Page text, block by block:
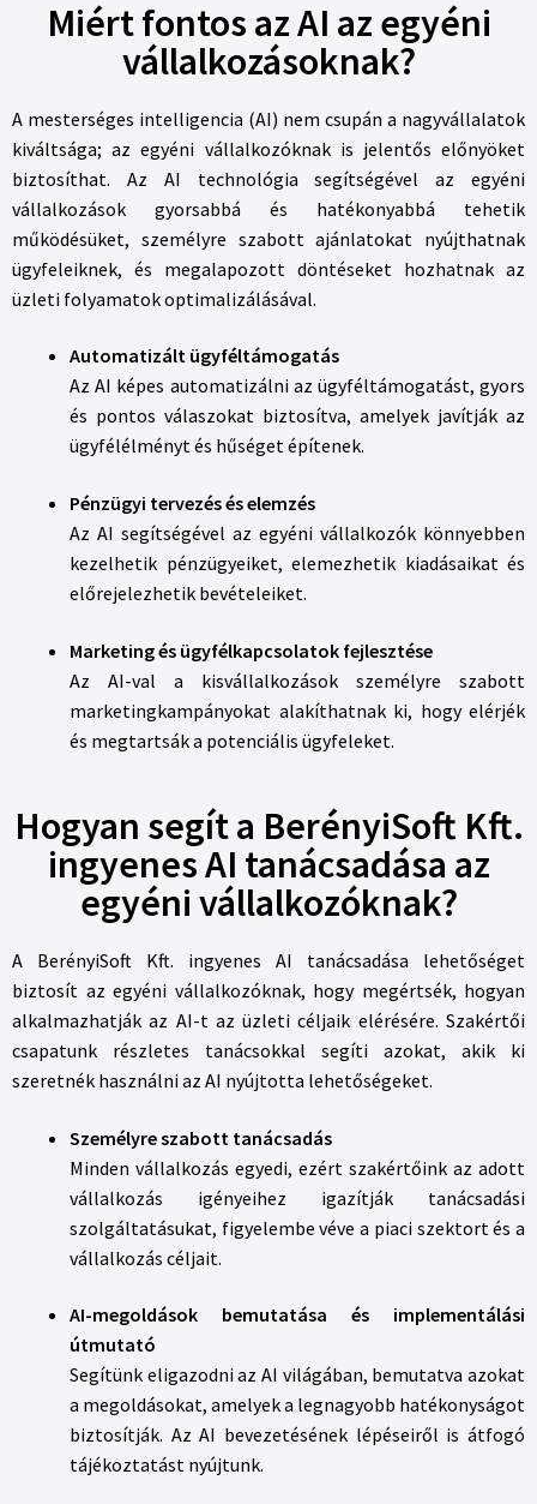
Miért fontos az AI az egyéni
vállalkozásoknak?
A mesterséges intelligencia (AI) nem csupán a nagyvállalatok
kiváltsága; az egyéni vállalkozóknak is jelentős előnyöket
biztosíthat. Az AI technológia segítségével az egyéni
vállalkozások gyorsabbá és hatékonyabbá tehetik
működésüket, személyre szabott ajánlatokat nyújthatnak
ügyfeleiknek, és megalapozott döntéseket hozhatnak az
üzleti folyamatok optimalizálásával.
Automatizált ügyféltámogatás
Az AI képes automatizálni az ügyféltámogatást, gyors
és pontos válaszokat biztosítva, amelyek javítják az
ügyfélélményt és hűséget építenek.
Pénzügyi tervezés és elemzés
Az AI segítségével az egyéni vállalkozók könnyebben
kezelhetik pénzügyeiket, elemezhetik kiadásaikat és
előrejelezhetik bevételeiket.
Marketing és ügyfélkapcsolatok fejlesztése
Az AI-val a kisvállalkozások személyre szabott
marketingkampányokat alakíthatnak ki, hogy elérjék
és megtartsák a potenciális ügyfeleket.
Hogyan segít a BerényiSoft Kft.
ingyenes AI tanácsadása az
egyéni vállalkozóknak?
A BerényiSoft Kft. ingyenes AI tanácsadása lehetőséget
biztosít az egyéni vállalkozóknak, hogy megértsék, hogyan
alkalmazhatják az AI-t az üzleti céljaik elérésére. Szakértői
csapatunk részletes tanácsokkal segíti azokat, akik ki
szeretnék használni az AI nyújtotta lehetőségeket.
Személyre szabott tanácsadás
Minden vállalkozás egyedi, ezért szakértőink az adott
vállalkozás igényeihez igazítják tanácsadási
szolgáltatásukat, figyelembe véve a piaci szektort és a
vállalkozás céljait.
AI-megoldások bemutatása és implementálási
útmutató
Segítünk eligazodni az AI világában, bemutatva azokat
a megoldásokat, amelyek a legnagyobb hatékonyságot
biztosítják. Az AI bevezetésének lépéseiről is átfogó
tájékoztatást nyújtunk.